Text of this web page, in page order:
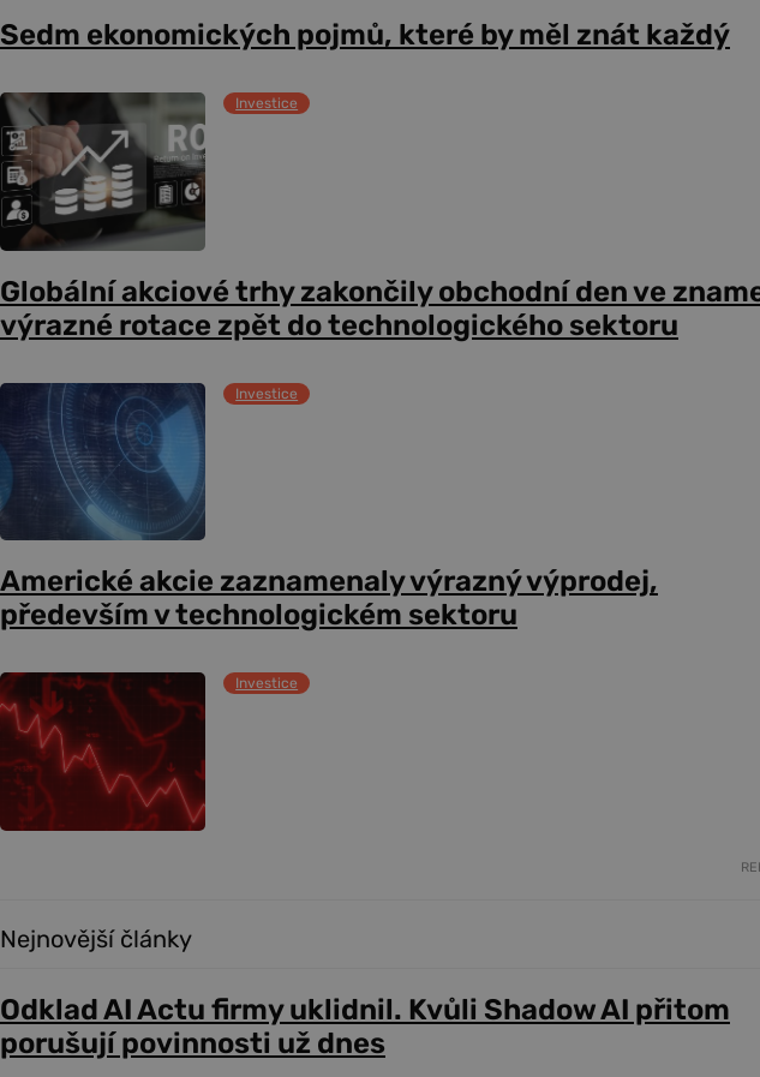
Sedm ekonomických pojmů, které by měl znát každý
Investice
Globální akciové trhy zakončily obchodní den ve
výrazné rotace zpět do technologického sektoru
Investice
Americké akcie zaznamenaly výrazný výprodej,
především v technologickém sektoru
Investice
Nejnovější články
Odklad AI Actu firmy uklidnil. Kvůli Shadow AI přitom
porušují povinnosti už dnes